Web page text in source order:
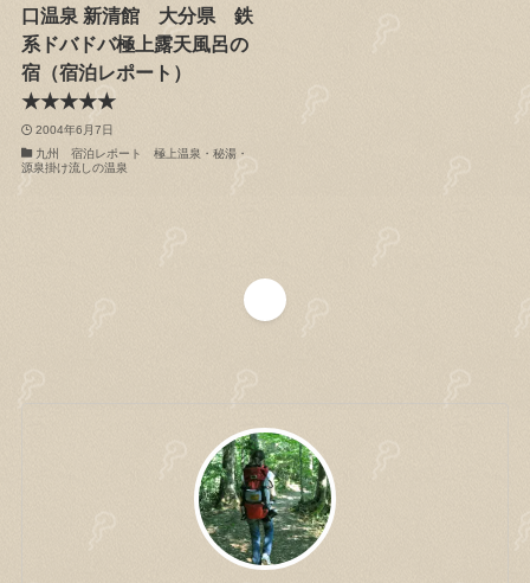
口温泉 新清館 大分県 鉄
系ドバドバ極上露天風呂の
宿（宿泊レポート）
★★★★★
2004年6月7日
九州 宿泊レポート 極上温泉・秘湯・
源泉掛け流しの温泉